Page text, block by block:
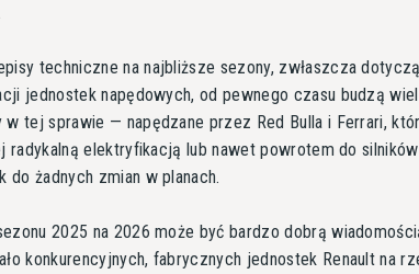
techniczne na najbliższe sezony, zwłaszcza
jednostek napędowych, od pewnego czasu budzą
tej sprawie — napędzane przez Red Bulla i Ferrari,
radykalną elektryfikacją lub nawet powrotem do
do żadnych zmian w planach.
2025 na 2026 może być bardzo dobrą
konkurencyjnych, fabrycznych jednostek Renault na